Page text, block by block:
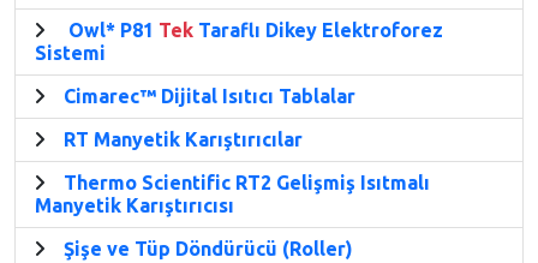
Owl* P81 Tek Taraflı Dikey Elektroforez
Sistemi
Cimarec™ Dijital Isıtıcı Tablalar
RT Manyetik Karıştırıcılar
Thermo Scientific RT2 Gelişmiş Isıtmalı
Manyetik Karıştırıcısı
Şişe ve Tüp Döndürücü (Roller)